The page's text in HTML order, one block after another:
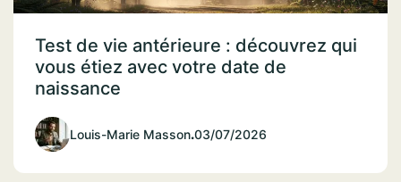
Test de vie antérieure : découvrez qui
vous étiez avec votre date de
naissance
Louis-Marie Masson.03/07/2026